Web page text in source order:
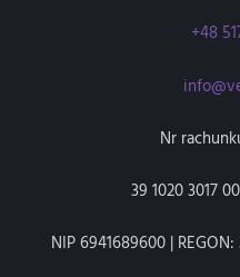
+48
Nr
39 1020 3017
NIP 6941689600 |